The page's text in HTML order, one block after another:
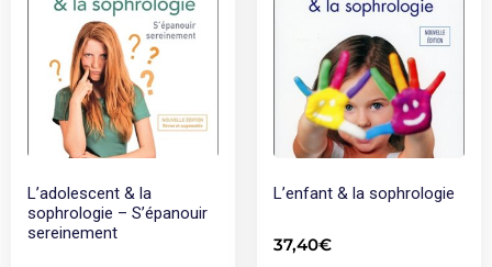
L’adolescent & la
sophrologie – S’épanouir
sereinement
L’enfant & la sophrologie
37,40€